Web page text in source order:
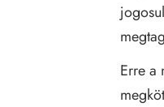
Erre a